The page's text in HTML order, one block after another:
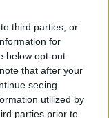
third parties, or
for
below opt-out
that after your
seeing
utilized by
parties prior to
στα 320,42
δικαιούχων